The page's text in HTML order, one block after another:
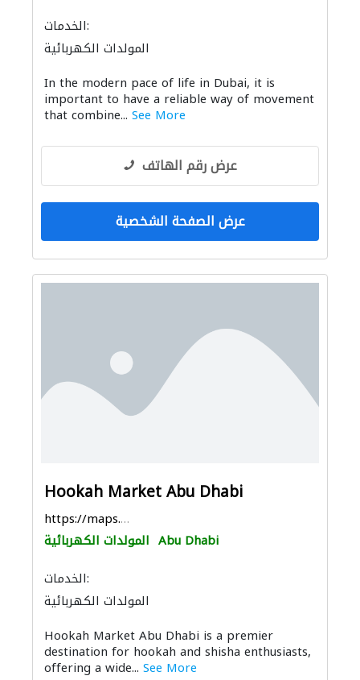
الخدمات:
المولدات الكهربائية
In the modern pace of life in Dubai, it is
important to have a reliable way of movement
that combine... See More
عرض رقم الهاتف
عرض الصفحة الشخصية
Hookah Market Abu Dhabi
https://maps.app.goo.gl/FnV317DCgejL5Jeu8
المولدات الكهربائية Abu Dhabi
الخدمات:
المولدات الكهربائية
Hookah Market Abu Dhabi is a premier
destination for hookah and shisha enthusiasts,
offering a wide... See More